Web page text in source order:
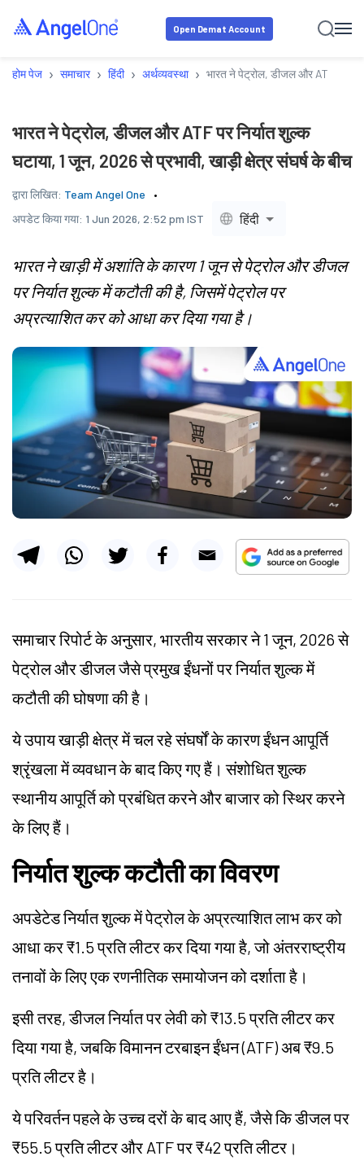
Open Demat Account
होम पेज › समाचार › हिंदी › अर्थव्यवस्था › भारत ने पेट्रोल, डीजल और ATF पर
भारत ने पेट्रोल, डीजल और ATF पर निर्यात शुल्क
घटाया, 1 जून, 2026 से प्रभावी, खाड़ी क्षेत्र संघर्ष के बीच
द्वारा लिखित: Team Angel One
अपडेट किया गया: 1 Jun 2026, 2:52 pm IST हिंदी
भारत ने खाड़ी में अशांति के कारण 1 जून से पेट्रोल और डीजल
पर निर्यात शुल्क में कटौती की है, जिसमें पेट्रोल पर
अप्रत्याशित कर को आधा कर दिया गया है।
समाचार रिपोर्ट के अनुसार, भारतीय सरकार ने 1 जून, 2026 से
पेट्रोल और डीजल जैसे प्रमुख ईंधनों पर निर्यात शुल्क में
कटौती की घोषणा की है।
ये उपाय खाड़ी क्षेत्र में चल रहे संघर्षों के कारण ईंधन आपूर्ति
श्रृंखला में व्यवधान के बाद किए गए हैं। संशोधित शुल्क
स्थानीय आपूर्ति को प्रबंधित करने और बाजार को स्थिर करने
के लिए हैं।
निर्यात शुल्क कटौती का विवरण
अपडेटेड निर्यात शुल्क में पेट्रोल के अप्रत्याशित लाभ कर को
आधा कर ₹1.5 प्रति लीटर कर दिया गया है, जो अंतरराष्ट्रीय
तनावों के लिए एक रणनीतिक समायोजन को दर्शाता है।
इसी तरह, डीजल निर्यात पर लेवी को ₹13.5 प्रति लीटर कर
दिया गया है, जबकि विमानन टरबाइन ईंधन (ATF) अब ₹9.5
प्रति लीटर है।
ये परिवर्तन पहले के उच्च दरों के बाद आए हैं, जैसे कि डीजल पर
₹55.5 प्रति लीटर और ATF पर ₹42 प्रति लीटर।